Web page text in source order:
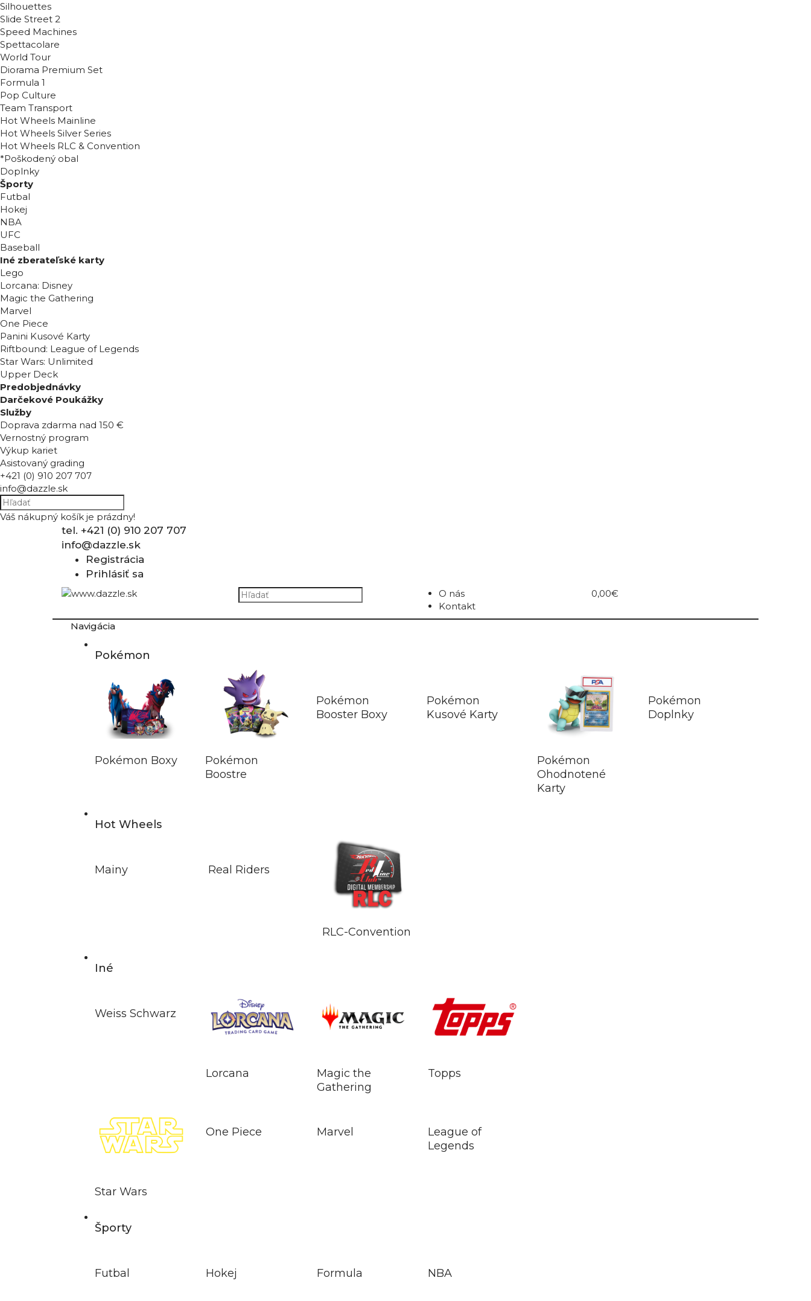
Silhouettes
Slide Street 2
Speed Machines
Spettacolare
World Tour
Diorama Premium Set
Formula 1
Pop Culture
Team Transport
Hot Wheels Mainline
Hot Wheels Silver Series
Hot Wheels RLC & Convention
*Poškodený obal
Doplnky
Športy
Futbal
Hokej
NBA
UFC
Baseball
Iné zberateľské karty
Lego
Lorcana: Disney
Magic the Gathering
Marvel
One Piece
Panini Kusové Karty
Riftbound: League of Legends
Star Wars: Unlimited
Upper Deck
Predobjednávky
Darčekové Poukážky
Služby
Doprava zdarma nad 150 €
Vernostný program
Výkup kariet
Asistovaný grading
+421 (0) 910 207 707
info@dazzle.sk
Váš nákupný košík je prázdny!
tel. +421 (0) 910 207 707
info@dazzle.sk
Registrácia
Prihlásiť sa
O nás
Kontakt
0,00€
Navigácia
Pokémon
Pokémon Boxy
Pokémon
Boostre
Pokémon
Booster Boxy
Pokémon
Kusové Karty
Pokémon
Ohodnotené
Karty
Pokémon
Doplnky
Hot Wheels
Mainy Real Riders
RLC-Convention
Iné
Weiss Schwarz
Lorcana
Magic the
Gathering
Topps
Star Wars
One Piece Marvel
League of
Legends
Športy
Futbal Hokej Formula NBA